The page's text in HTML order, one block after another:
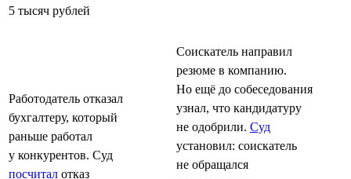
5 тысяч рублей
Работодатель отказал
бухгалтеру, который
раньше работал
у конкурентов. Суд
посчитал отказ
Соискатель направил
резюме в компанию.
Но ещё до собеседования
узнал, что кандидатуру
не одобрили. Суд
установил: соискатель
не обращался